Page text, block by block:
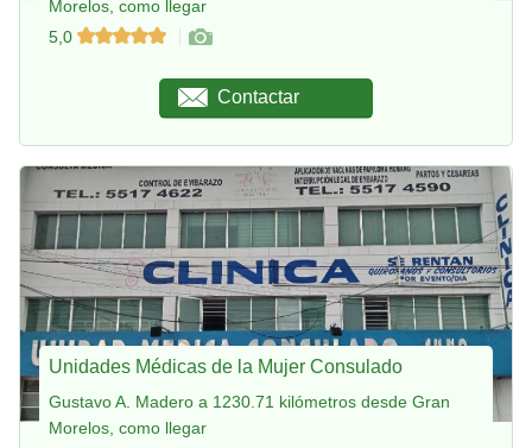
Morelos, como llegar
5,0
Contactar
Unidades Médicas de la Mujer Consulado
Gustavo A. Madero a 1230.71 kilómetros desde Gran
Morelos, como llegar